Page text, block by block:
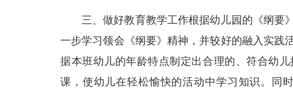
三、做好教育教学工作根据幼儿园的《纲要
一步学习领会《纲要》精神，并较好的融入实践
据本班幼儿的年龄特点制定出合理的、符合幼
课，使幼儿在轻松愉快的活动中学习知识。同